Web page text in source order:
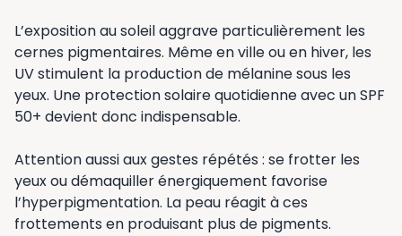
L’exposition au soleil aggrave particulièrement les
cernes pigmentaires. Même en ville ou en hiver, les
UV stimulent la production de mélanine sous les
yeux. Une protection solaire quotidienne avec un SPF
50+ devient donc indispensable.
Attention aussi aux gestes répétés : se frotter les
yeux ou démaquiller énergiquement favorise
l’hyperpigmentation. La peau réagit à ces
frottements en produisant plus de pigments.